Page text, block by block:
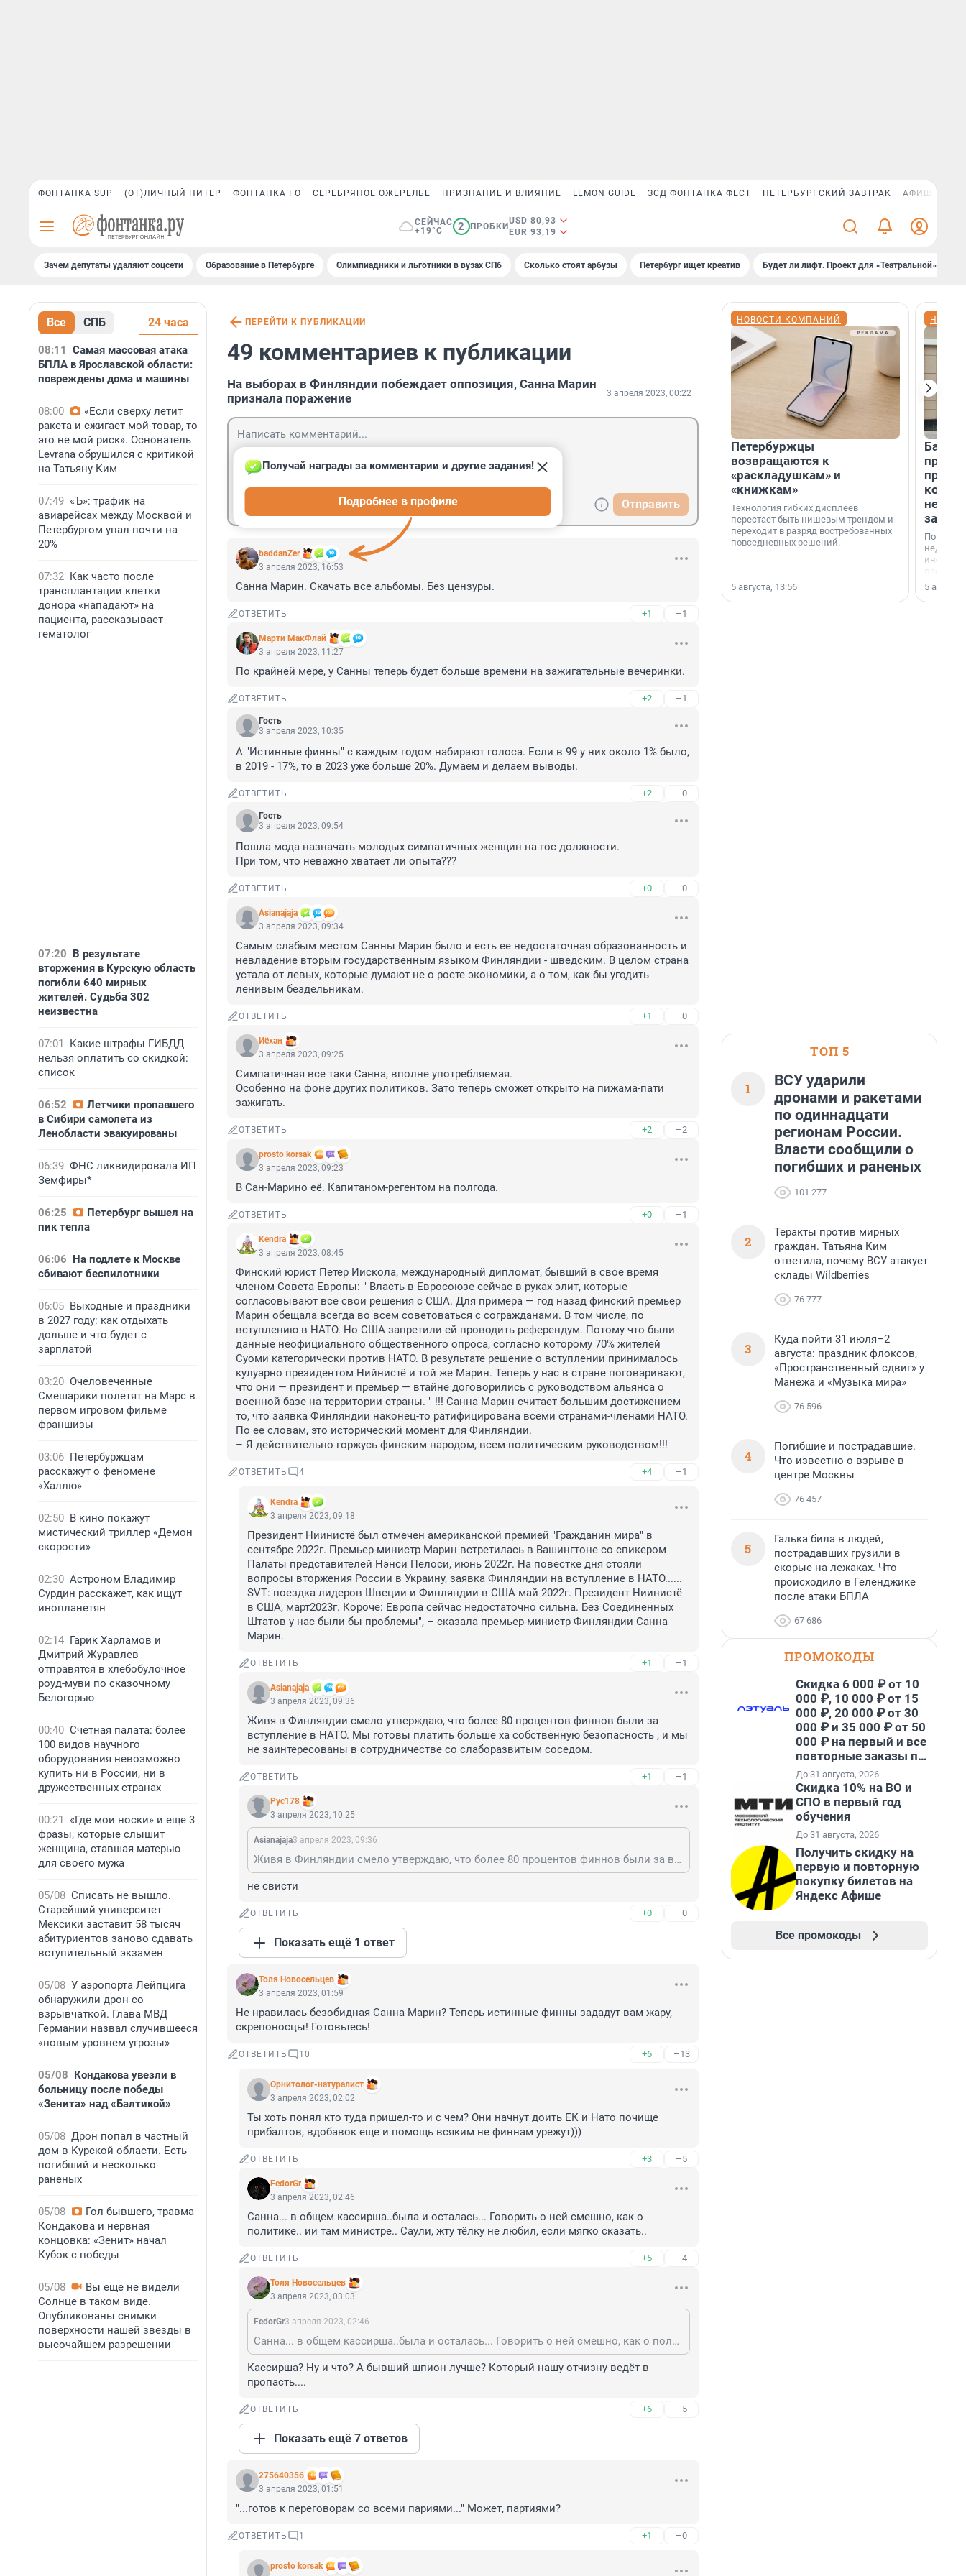
ФОНТАНКА SUP (ОТ)ЛИЧНЫЙ ПИТЕР ФОНТАНКА ГО СЕРЕБРЯНОЕ ОЖЕРЕЛЬЕ ПРИЗНАНИЕ И ВЛИЯНИЕ LEMON GUIDE ЗСД ФОНТАНКА ФЕСТ ПЕТЕРБУРГСКИЙ ЗАВТРАК АФИША PLUS
СЕЙЧАС
+19°C
2 ПРОБКИ
USD 80,93
EUR 93,19
Зачем депутаты удаляют соцсети Образование в Петербурге Олимпиадники и льготники в вузах СПб Сколько стоят арбузы Петербург ищет креатив Будет ли лифт. Проект для «Театральной»
Все СПБ 24 часа
08:11
Самая массовая атака
БПЛА в Ярославской области:
повреждены дома и машины
08:00
«Если сверху летит
ракета и сжигает мой товар, то
это не мой риск». Основатель
Levrana обрушился с критикой
на Татьяну Ким
07:49 «Ъ»: трафик на
авиарейсах между Москвой и
Петербургом упал почти на
20%
07:32 Как часто после
трансплантации клетки
донора «нападают» на
пациента, рассказывает
гематолог
07:20 В результате
вторжения в Курскую область
погибли 640 мирных
жителей. Судьба 302
неизвестна
07:01
Какие штрафы ГИБДД
нельзя оплатить со скидкой:
список
06:52
Летчики пропавшего
в Сибири самолета из
Ленобласти эвакуированы
06:39 ФНС ликвидировала ИП
Земфиры*
06:25
Петербург вышел на
пик тепла
06:06 На подлете к Москве
сбивают беспилотники
06:05 Выходные и праздники
в 2027 году: как отдыхать
дольше и что будет с
зарплатой
03:20 Очеловеченные
Смешарики полетят на Марс в
первом игровом фильме
франшизы
03:06 Петербуржцам
расскажут о феномене
«Халлю»
02:50 В кино покажут
мистический триллер «Демон
скорости»
02:30 Астроном Владимир
Сурдин расскажет, как ищут
инопланетян
02:14 Гарик Харламов и
Дмитрий Журавлев
отправятся в хлебобулочное
роуд-муви по сказочному
Белогорью
00:40 Счетная палата: более
100 видов научного
оборудования невозможно
купить ни в России, ни в
дружественных странах
00:21
«Где мои носки» и еще 3
фразы, которые слышит
женщина, ставшая матерью
для своего мужа
05/08 Списать не вышло.
Старейший университет
Мексики заставит 58 тысяч
абитуриентов заново сдавать
вступительный экзамен
05/08 У аэропорта Лейпцига
обнаружили дрон со
взрывчаткой. Глава МВД
Германии назвал случившееся
«новым уровнем угрозы»
05/08 Кондакова увезли в
больницу после победы
«Зенита» над «Балтикой»
05/08 Дрон попал в частный
дом в Курской области. Есть
погибший и несколько
раненых
05/08
Гол бывшего, травма
Кондакова и нервная
концовка: «Зенит» начал
Кубок с победы
05/08
Вы еще не видели
Солнце в таком виде.
Опубликованы снимки
поверхности нашей звезды в
высочайшем разрешении
ПЕРЕЙТИ К ПУБЛИКАЦИИ
49 комментариев к публикации
На выборах в Финляндии побеждает оппозиция, Санна Марин
признала поражение
3 апреля 2023, 00:22
Отправить
baddanZer
Получай награды за комментарии и другие задания!
Подробнее в профиле
3 апреля 2023, 16:53
Санна Марин. Скачать все альбомы. Без цензуры.
ОТВЕТИТЬ +1 –1
Марти МакФлай
3 апреля 2023, 11:27
По крайней мере, у Санны теперь будет больше времени на зажигательные вечеринки.
ОТВЕТИТЬ +2 –1
Гость
3 апреля 2023, 10:35
А "Истинные финны" с каждым годом набирают голоса. Если в 99 у них около 1% было,
в 2019 - 17%, то в 2023 уже больше 20%. Думаем и делаем выводы.
ОТВЕТИТЬ +2 –0
Гость
3 апреля 2023, 09:54
Пошла мода назначать молодых симпатичных женщин на гос должности.
При том, что неважно хватает ли опыта???
ОТВЕТИТЬ +0 –0
Asianajaja
3 апреля 2023, 09:34
Самым слабым местом Санны Марин было и есть ее недостаточная образованность и
невладение вторым государственным языком Финляндии - шведским. В целом страна
устала от левых, которые думают не о росте экономики, а о том, как бы угодить
ленивым бездельникам.
ОТВЕТИТЬ +1 –0
Йёхан
3 апреля 2023, 09:25
Симпатичная все таки Санна, вполне употребляемая.
Особенно на фоне других политиков. Зато теперь сможет открыто на пижама-пати
зажигать.
ОТВЕТИТЬ +2 –2
prosto korsak
3 апреля 2023, 09:23
В Сан-Марино её. Капитаном-регентом на полгода.
ОТВЕТИТЬ +0 –1
Kendra
3 апреля 2023, 08:45
Финский юрист Петер Иискола, международный дипломат, бывший в свое время
членом Совета Европы: " Власть в Евросоюзе сейчас в руках элит, которые
согласовывают все свои решения с США. Для примера — год назад финский премьер
Марин обещала всегда во всем советоваться с согражданами. В том числе, по
вступлению в НАТО. Но США запретили ей проводить референдум. Потому что были
данные неофициального общественного опроса, согласно которому 70% жителей
Суоми категорически против НАТО. В результате решение о вступлении принималось
кулуарно президентом Нийнистё и той же Марин. Теперь у нас в стране поговаривают,
что они — президент и премьер — втайне договорились с руководством альянса о
военной базе на территории страны. " !!! Санна Марин считает большим достижением
то, что заявка Финляндии наконец-то ратифицирована всеми странами-членами НАТО.
По ее словам, это исторический момент для Финляндии.
– Я действительно горжусь финским народом, всем политическим руководством!!!
ОТВЕТИТЬ 4 +4 –1
Kendra
3 апреля 2023, 09:18
Президент Ниинистё был отмечен американской премией "Гражданин мира" в
сентябре 2022г. Премьер-министр Марин встретилась в Вашингтоне со спикером
Палаты представителей Нэнси Пелоси, июнь 2022г. На повестке дня стояли
вопросы вторжения России в Украину, заявка Финляндии на вступление в НАТО......
SVT: поездка лидеров Швеции и Финляндии в США май 2022г. Президент Ниинистё
в США, март2023г. Короче: Европа сейчас недостаточно сильна. Без Соединенных
Штатов у нас были бы проблемы", – сказала премьер-министр Финляндии Санна
Марин.
ОТВЕТИТЬ +1 –1
Asianajaja
3 апреля 2023, 09:36
Живя в Финляндии смело утверждаю, что более 80 процентов финнов были за
вступление в НАТО. Мы готовы платить больше ха собственную безопасность , и мы
не заинтересованы в сотрудничестве со слаборазвитым соседом.
ОТВЕТИТЬ +1 –1
Рус178
3 апреля 2023, 10:25
Asianajaja3 апреля 2023, 09:36
Живя в Финляндии смело утверждаю, что более 80 процентов финнов были за вступление в НАТО. Мы готовы платить больше ха собственную безопасность , и мы не заинтересованы в сотрудничестве со слаборазвитым соседом.
не свисти
ОТВЕТИТЬ +0 –0
Показать ещё 1 ответ
Толя Новосельцев
3 апреля 2023, 01:59
Не нравилась безобидная Санна Марин? Теперь истинные финны зададут вам жару,
скрепоносцы! Готовьтесь!
ОТВЕТИТЬ 10 +6 –13
Орнитолог-натуралист
3 апреля 2023, 02:02
Ты хоть понял кто туда пришел-то и с чем? Они начнут доить ЕК и Нато почище
прибалтов, вдобавок еще и помощь всяким не финнам урежут)))
ОТВЕТИТЬ +3 –5
FedorGr
3 апреля 2023, 02:46
Санна... в общем кассирша..была и осталась... Говорить о ней смешно, как о
политике.. ии там министре.. Саули, жту тёлку не любил, если мягко сказать..
ОТВЕТИТЬ +5 –4
Толя Новосельцев
3 апреля 2023, 03:03
FedorGr3 апреля 2023, 02:46
Санна... в общем кассирша..была и осталась... Говорить о ней смешно, как о политике.. ии там министре.. Саули, жту тёлку не любил, если мягко сказать..
Кассирша? Ну и что? А бывший шпион лучше? Который нашу отчизну ведёт в
пропасть....
ОТВЕТИТЬ +6 –5
Показать ещё 7 ответов
275640356
3 апреля 2023, 01:51
"...готов к переговорам со всеми париями..." Может, партиями?
ОТВЕТИТЬ 1 +1 –0
prosto korsak
НОВОСТИ КОМПАНИЙ
Петербуржцы
возвращаются к
«раскладушкам» и
«книжкам»
Технология гибких дисплеев
перестает быть нишевым трендом и
переходит в разряд востребованных
повседневных решений.
5 августа, 13:56
Банк
Покупка
офис,
успех
5
ТОП 5
1
ВСУ ударили
дронами и ракетами
по одиннадцати
регионам России.
Власти сообщили о
погибших и раненых
101 277
2
Теракты против мирных
граждан. Татьяна Ким
ответила, почему ВСУ атакует
склады Wildberries
76 777
3
Куда пойти 31 июля–2
августа: праздник флоксов,
«Пространственный сдвиг» у
Манежа и «Музыка мира»
76 596
4
Погибшие и пострадавшие.
Что известно о взрыве в
центре Москвы
76 457
5
Галька била в людей,
пострадавших грузили в
скорые на лежаках. Что
происходило в Геленджике
после атаки БПЛА
67 686
ПРОМОКОДЫ
Скидка 6 000 ₽ от 10
000 ₽, 10 000 ₽ от 15
000 ₽, 20 000 ₽ от 30
000 ₽ и 35 000 ₽ от 50
000 ₽ на первый и все
повторные заказы по
промокоду НАБЕРИ
До 31 августа, 2026
Скидка 10% на ВО и
СПО в первый год
обучения
До 31 августа, 2026
Получить скидку на
первую и повторную
покупку билетов на
Яндекс Афише
Все промокоды